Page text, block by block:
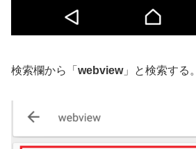
検索欄から「 webview」と検索する。